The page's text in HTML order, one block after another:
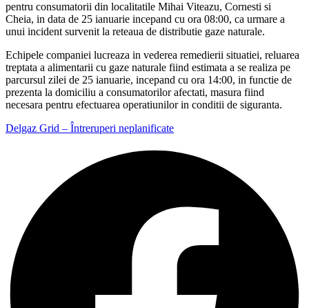
pentru consumatorii din localitatile Mihai Viteazu, Cornesti si
Cheia, in data de 25 ianuarie incepand cu ora 08:00, ca urmare a
unui incident survenit la reteaua de distributie gaze naturale.
Echipele companiei lucreaza in vederea remedierii situatiei, reluarea
treptata a alimentarii cu gaze naturale fiind estimata a se realiza pe
parcursul zilei de 25 ianuarie, incepand cu ora 14:00, in functie de
prezenta la domiciliu a consumatorilor afectati, masura fiind
necesara pentru efectuarea operatiunilor in conditii de siguranta.
Delgaz Grid – Întreruperi neplanificate